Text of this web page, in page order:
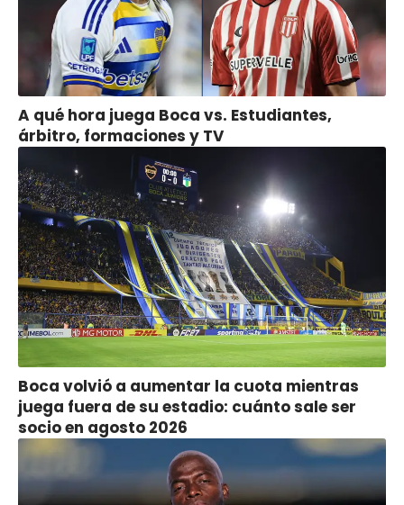
A qué hora juega Boca vs. Estudiantes,
árbitro, formaciones y TV
Boca volvió a aumentar la cuota mientras
juega fuera de su estadio: cuánto sale ser
socio en agosto 2026